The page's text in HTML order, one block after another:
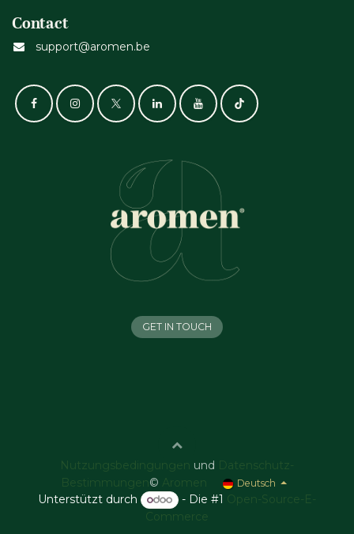
Contact
support@aromen.be
GET IN TOUCH
Nutzungsbedingungen und
Datenschutz-
Bestimmungen © Aromen Deutsch
Unterstützt durch - Die #1 Open-Source-E-
Commerce